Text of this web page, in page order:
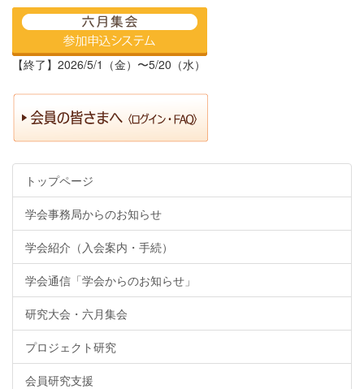
【終了】2026/5/1（金）〜5/20（水）
トップページ
学会事務局からのお知らせ
学会紹介（入会案内・手続）
学会通信「学会からのお知らせ」
研究大会・六月集会
プロジェクト研究
会員研究支援